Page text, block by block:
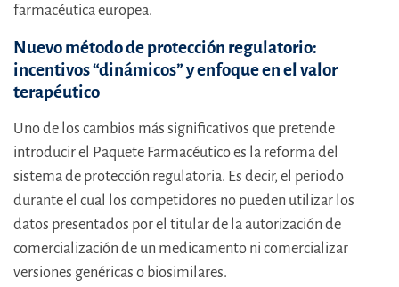
farmacéutica europea.
Nuevo método de protección regulatorio:
incentivos “dinámicos” y enfoque en el valor
terapéutico
Uno de los cambios más significativos que pretende
introducir el Paquete Farmacéutico es la reforma del
sistema de protección regulatoria. Es decir, el periodo
durante el cual los competidores no pueden utilizar los
datos presentados por el titular de la autorización de
comercialización de un medicamento ni comercializar
versiones genéricas o biosimilares.